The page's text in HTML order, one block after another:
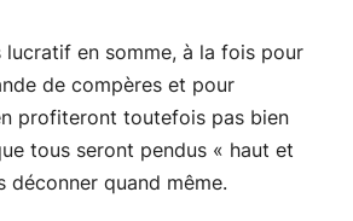
lucratif en somme, à la fois pour
de compères et pour
profiteront toutefois pas bien
tous seront pendus « haut et
déconner quand même.